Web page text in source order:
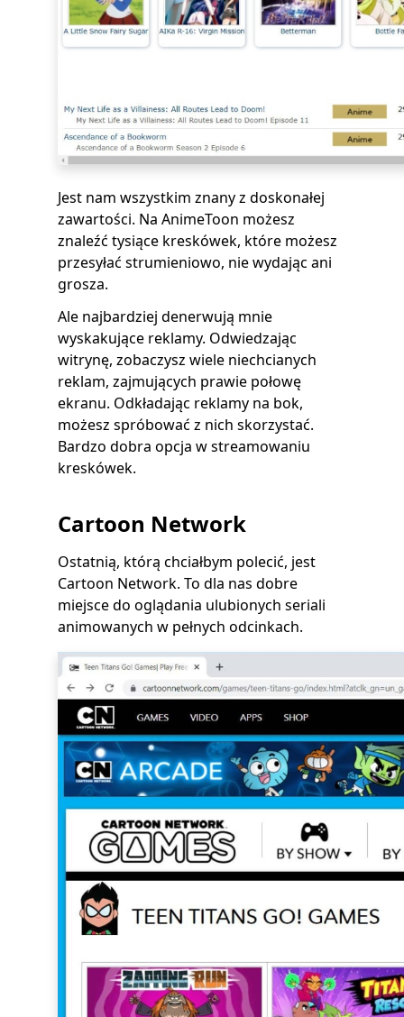
Jest nam wszystkim znany z doskonałej
zawartości. Na AnimeToon możesz
znaleźć tysiące kreskówek, które możesz
przesyłać strumieniowo, nie wydając ani
grosza.
Ale najbardziej denerwują mnie
wyskakujące reklamy. Odwiedzając
witrynę, zobaczysz wiele niechcianych
reklam, zajmujących prawie połowę
ekranu. Odkładając reklamy na bok,
możesz spróbować z nich skorzystać.
Bardzo dobra opcja w streamowaniu
kreskówek.
Cartoon Network
Ostatnią, którą chciałbym polecić, jest
Cartoon Network. To dla nas dobre
miejsce do oglądania ulubionych seriali
animowanych w pełnych odcinkach.